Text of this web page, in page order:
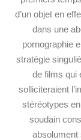
d’un objet en
dans une
pornographie
stratégie
de films qui
solliciteraient
stéréotypes
soudain
absolument